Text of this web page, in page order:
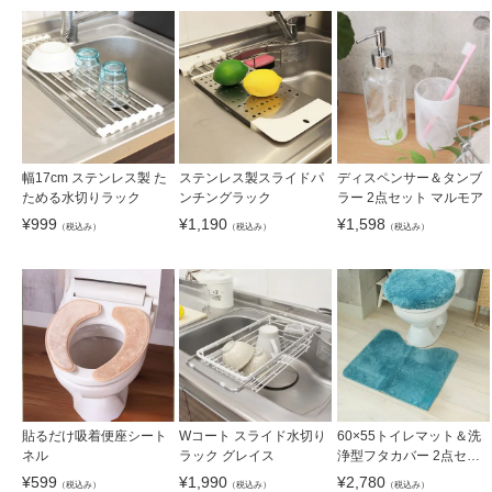
幅17cm ステンレス製 た
ためる水切りラック
¥999 （税込み）
ステンレス製スライドパ
ンチングラック
¥1,190 （税込み）
ディスペンサー＆タンブ
ラー 2点セット マルモア
¥1,598 （税込み）
貼るだけ吸着便座シート
ネル
¥599 （税込み）
Wコート スライド水切り
ラック グレイス
¥1,990 （税込み）
60×55トイレマット＆洗
浄型フタカバー 2点セッ
ト サラ
¥2,780（税込み）